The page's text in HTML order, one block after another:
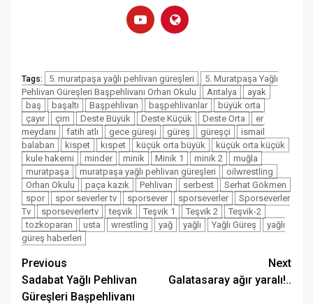
Tags: 5. muratpaşa yağlı pehlivan güreşleri
5. Muratpaşa Yağlı
Pehlivan Güreşleri Başpehlivanı Orhan Okulu
Antalya
ayak
baş
başaltı Başpehlivan başpehlivanlar
büyük orta
çayır
çim Deste Büyük Deste Küçük Deste Orta
er
meydanı
fatih atlı gece güreşi güreş güreşçi
ismail
balaban
kispet kıspet küçük orta büyük
küçük orta küçük
kule hakemi
minder minik Minik 1 minik 2
muğla
muratpaşa
muratpaşa yağlı pehlivan güreşleri
oilwrestling
Orhan Okulu
paça kazık Pehlivan serbest
Serhat Gökmen
spor
spor severler tv sporsever sporseverler
Sporseverler
Tv
sporseverlertv teşvik Teşvik 1 Teşvik 2
Teşvik-2
tozkoparan
usta wrestling yağ yağlı Yağlı Güreş
yağlı
güreş haberleri
Post
navigation
Previous
Sadabat Yağlı Pehlivan
Güreşleri Başpehlivanı
Next
Galatasaray ağır yaralı!..